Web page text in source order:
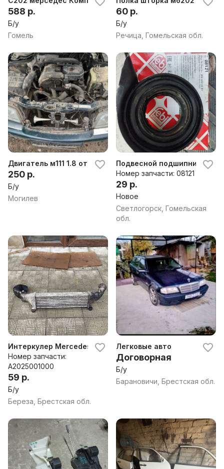
588 р.
Б/у
Гомель
60 р.
Б/у
Речица, Гомельская обл.
Двигатель м111 1.8 от мерс 202 рест
250 р.
Б/у
Могилев
Подвесной подшипник
Номер запчасти: 08121
29 р.
Новое
Светлогорск, Гомельская
обл.
Интеркулер Mercedes C W202 2.5 D
Номер запчасти:
A2025001000
59 р.
Б/у
Береза, Брестская обл.
Легковые авто
Договорная
Б/у
Барановичи, Брестская обл.